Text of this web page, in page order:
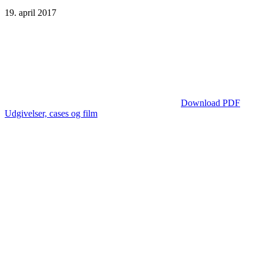
19. april 2017
Download PDF
Udgivelser, cases og film